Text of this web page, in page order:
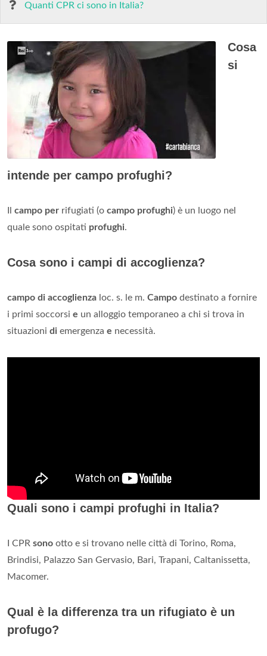
Quanti CPR ci sono in Italia?
Cosa
si
intende per campo profughi?
campo per rifugiati (o campo profughi) è un luogo nel
quale sono ospitati profughi.
Cosa sono i campi di accoglienza?
campo di accoglienza loc. s. le m. Campo destinato a fornire
i primi soccorsi e un alloggio temporaneo a chi si trova in
situazioni di emergenza e necessità.
Quali sono i campi profughi in Italia?
I CPR sono otto e si trovano nelle città di Torino, Roma,
Brindisi, Palazzo San Gervasio, Bari, Trapani, Caltanissetta,
Macomer.
Qual è la differenza tra un rifugiato è un
profugo?